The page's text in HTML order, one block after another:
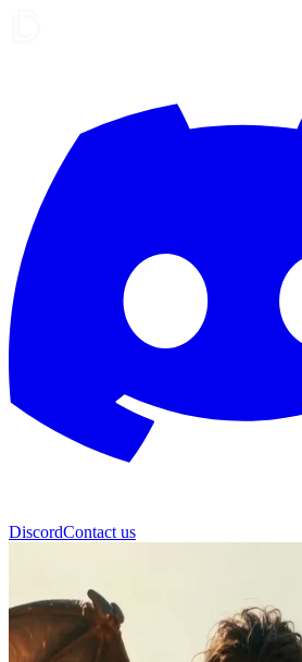
DiscordContact us